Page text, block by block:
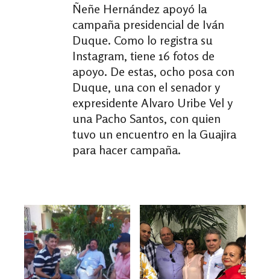
Ñeñe Hernández apoyó la
campaña presidencial de Iván
Duque. Como lo registra su
Instagram, tiene 16 fotos de
apoyo. De estas, ocho posa con
Duque, una con el senador y
expresidente Alvaro Uribe Vel y
una Pacho Santos, con quien
tuvo un encuentro en la Guajira
para hacer campaña.